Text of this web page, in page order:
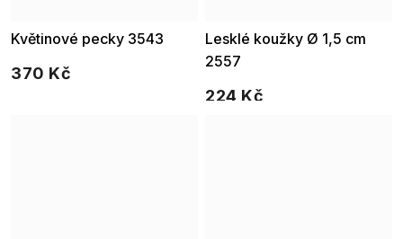
Květinové pecky 3543
370 Kč
Lesklé koužky Ø 1,5 cm
2557
224 Kč